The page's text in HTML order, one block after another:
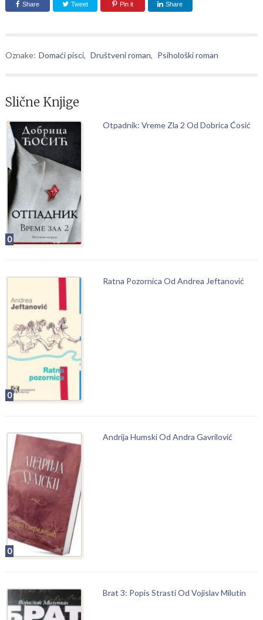
Share Tweet Pin it Share
Oznake: Domaći pisci, Društveni roman, Psihološki roman
Slične Knjige
0
Otpadnik: Vreme Zla 2 Od Dobrica Ćosić
0
Ratna Pozornica Od Andrea Jeftanović
0
Andrija Humski Od Andra Gavrilović
Brat 3: Popis Strasti Od Vojislav Milutin